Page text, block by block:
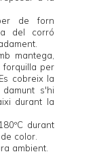
de forn
del corró
mantega,
forquilla per
cobreix la
s'hi
durant la
durant
color.
ambient.